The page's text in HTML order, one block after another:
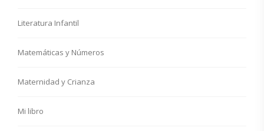
Literatura Infantil
Matemáticas y Números
Maternidad y Crianza
Mi libro